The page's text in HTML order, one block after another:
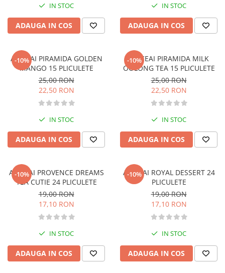
Diete si fitness
Diete si alimentatie sanatoasa
Fitness si frumusete
Diverse
Diverse
Feng Shui
Medicina alternativa
Sa nu razi :((
Legislatie
Fictiune
Actiune,aventura
Clasici
Crime, Thriller, Mistery
Literatura de divertisment
Literatura romana
IN STOC
ADAUGA IN COS
IN STOC
ADAUGA IN COS
-10%
AR.CEAI PIRAMIDA GOLDEN
MANGO 15 PLICULETE
25,00 RON
22,50 RON
IN STOC
ADAUGA IN COS
-10%
AR.CEAI PIRAMIDA MILK
OOLONG TEA 15 PLICULETE
25,00 RON
22,50 RON
IN STOC
ADAUGA IN COS
-10%
AR.CEAI PROVENCE DREAMS
TEA CUTIE 24 PLICULETE
19,00 RON
17,10 RON
IN STOC
ADAUGA IN COS
-10%
AR.CEAI ROYAL DESSERT 24
PLICULETE
19,00 RON
17,10 RON
IN STOC
ADAUGA IN COS